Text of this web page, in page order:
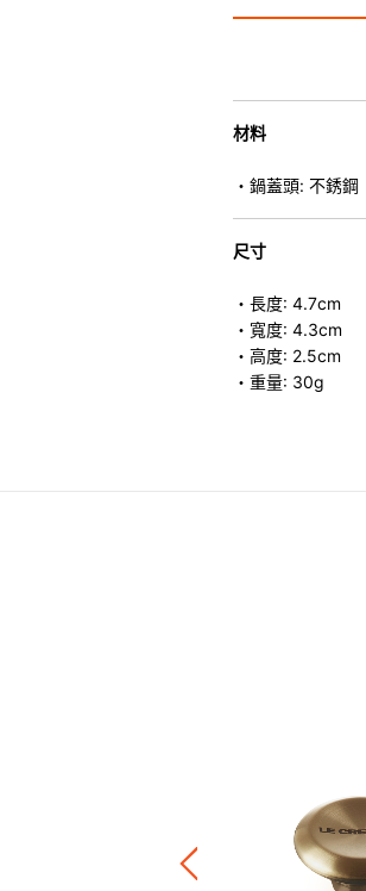
材料
・鍋蓋頭: 不銹鋼
尺寸
・長度: 4.7cm
・寬度: 4.3cm
・高度: 2.5cm
・重量: 30g